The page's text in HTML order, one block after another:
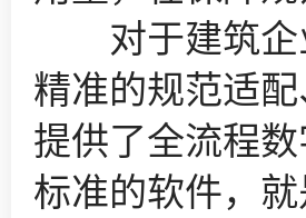
对于建筑企
精准的规范适
提供了全流程
标准的软件，